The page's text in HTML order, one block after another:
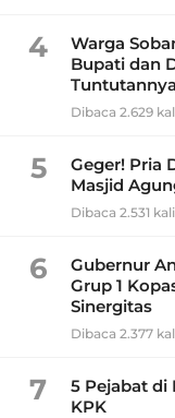
4
Warga
Bupati dan
Dibaca 2.629
5
Geger! Pria
Masjid
Dibaca 2.531 kali
6
Gubernur
Grup 1
Sinergitas
Dibaca 2.377
7
5 Pejabat di
KPK